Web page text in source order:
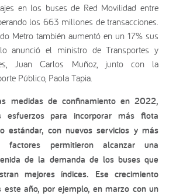
en los buses de Red Movilidad entre
los 663 millones de transacciones.
Metro también aumentó en un 17% sus
anunció el ministro de Transportes y
Juan Carlos Muñoz, junto con la
Público, Paola Tapia.
medidas de confinamiento en 2022,
esfuerzos para incorporar más flota
estándar, con nuevos servicios y más
factores permitieron alcanzar una
de la demanda de los buses que
mejores índices. Ese crecimiento
año, por ejemplo, en marzo con un